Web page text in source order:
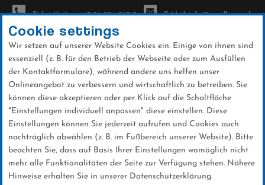
Direkt
zum
Inhalt
Ticket-Hotline: +49 56 32 - 960-0 E-Mail: info@sc-willingen.de
News
Cookie settings
Wir setzen auf unserer Website Cookies ein. Einige von ihnen sind
essenziell (z. B. für den Betrieb der Webseite oder zum Ausfüllen
der Kontaktformulare), während andere uns helfen unser
Onlineangebot zu verbessern und wirtschaftlich zu betreiben. Sie
können diese akzeptieren oder per Klick auf die Schaltfläche
"Einstellungen individuell anpassen" diese einstellen. Diese
Einstellungen können Sie jederzeit aufrufen und Cookies auch
nachträglich abwählen (z. B. im Fußbereich unserer Website). Bitte
beachten Sie, dass auf Basis Ihrer Einstellungen womöglich nicht
mehr alle Funktionalitäten der Seite zur Verfügung stehen. Nähere
Hinweise erhalten Sie in unserer Datenschutzerklärung.